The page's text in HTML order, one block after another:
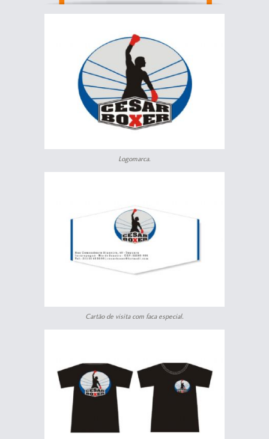
Logomarca.
Cartão de visita com faca especial.